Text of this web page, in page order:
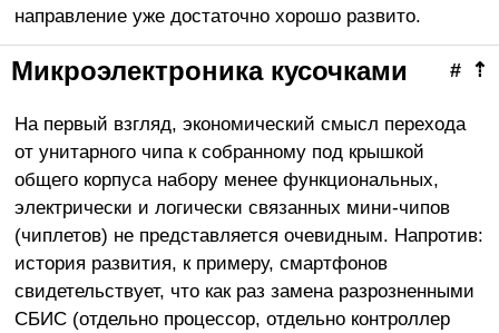
направление уже достаточно хорошо развито.
⇡
#
Микроэлектроника кусочками
На первый взгляд, экономический смысл перехода
от унитарного чипа к собранному под крышкой
общего корпуса набору менее функциональных,
электрически и логически связанных мини-чипов
(чиплетов) не представляется очевидным. Напротив:
история развития, к примеру, смартфонов
свидетельствует, что как раз замена разрозненными
СБИС (отдельно процессор, отдельно контроллер